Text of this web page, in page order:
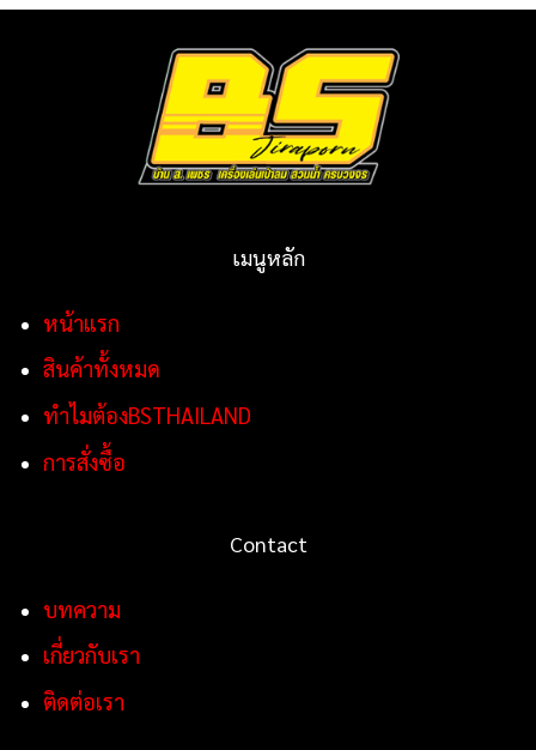
เมนูหลัก
หน้าแรก
สินค้าทั้งหมด
ทำไมต้องBSTHAILAND
การสั่งซื้อ
Contact
บทความ
เกี่ยวกับเรา
ติดต่อเรา